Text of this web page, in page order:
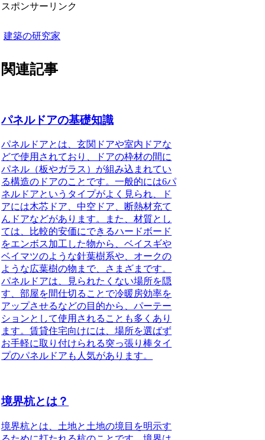
スポンサーリンク
建築の研究家
関連記事
パネルドアの基礎知識
パネルドアとは、玄関ドアや室内ドアな
どで使用されており、ドアの枠材の間に
パネル（板やガラス）が組み込まれてい
る構造のドアのことです。一般的には6パ
ネルドアというタイプがよく見られ、ド
アには木芯ドア、中空ドア、断熱材充て
んドアなどがあります。また、材質とし
ては、比較的安価にできるハードボード
をエンボス加工した物から、ベイスギや
ベイマツのような針葉樹系や、オークの
ような広葉樹の物まで、さまざまです。
パネルドアは、見られたくない場所を隠
す、部屋を間仕切ることで冷暖房効率を
アップさせるなどの目的から、パーテー
ションとして使用されることも多くあり
ます。賃貸住宅向けには、場所を選ばず
お手軽に取り付けられる突っ張り棒タイ
プのパネルドアも人気があります。
境界杭とは？
境界杭とは、土地と土地の境目を明示す